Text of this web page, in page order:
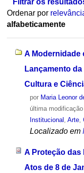
Filtrar os
Ordenar por
alfabeticamente
A Modernidade
Lançamento
Cultura e
por Maria Leonor
última modificação
Institucional
Arte,
Localizado em
A Proteção
Atos de 8 de